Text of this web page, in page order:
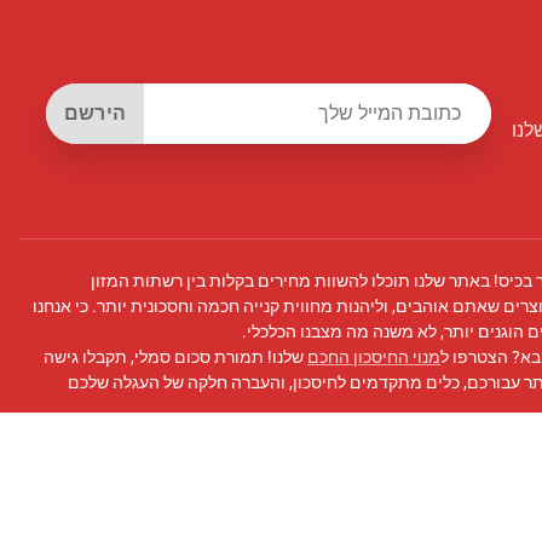
הירשם
בכיס! באתר שלנו תוכלו להשוות מחירים בקלות בין רשתות המזון
שאתם אוהבים, וליהנות מחווית קנייה חכמה וחסכונית יותר. כי אנחנו
הוגנים יותר, לא משנה מה מצבנו הכלכלי.
הצטרפו למנוי החיסכון החכם שלנו! תמורת סכום סמלי, תקבלו גישה
עבורכם, כלים מתקדמים לחיסכון, והעברה חלקה של העגלה שלכם